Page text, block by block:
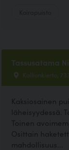
Tassusatama
Kallionkierto,
Kaksiosainen
läheisyydessä.
Toinen
Osittain
mahdollisuus...